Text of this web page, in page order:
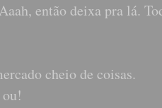
então deixa pra lá.
cheio de coisas.